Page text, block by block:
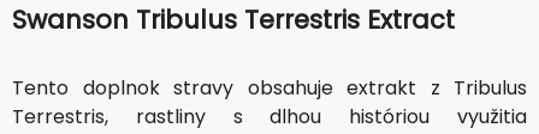
Swanson Tribulus Terrestris Extract
Tento doplnok stravy obsahuje extrakt z Tribulus
Terrestris, rastliny s dlhou históriou využitia